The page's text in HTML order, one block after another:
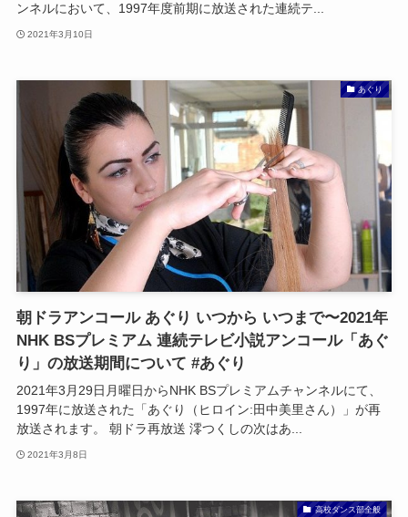
ンネルにおいて、1997年度前期に放送された連続テ...
2021年3月10日
あぐり
朝ドラアンコール あぐり いつから いつまで〜2021年
NHK BSプレミアム 連続テレビ小説アンコール「あぐ
り」の放送期間について #あぐり
2021年3月29日月曜日からNHK BSプレミアムチャンネルにて、
1997年に放送された「あぐり（ヒロイン:田中美里さん）」が再
放送されます。 朝ドラ再放送 澪つくしの次はあ...
2021年3月8日
高校ダンス部全般